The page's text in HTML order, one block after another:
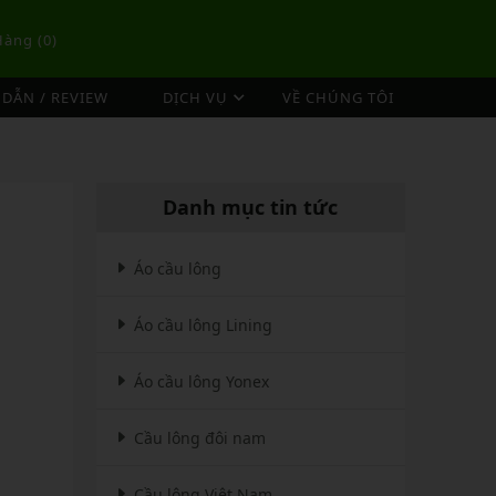
(0)
Túi Cầu Lông Lining
Túi Cầu Lông Victor
Túi Cầu Lông Apavi
MÁY ĐAN
/ REVIEW
DỊCH VỤ
VỀ CHÚNG TÔI
Danh mục tin tức
Áo cầu lông
Áo cầu lông Lining
Áo cầu lông Yonex
Cầu lông đôi nam